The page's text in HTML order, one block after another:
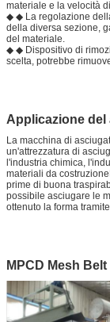
materiale e la velocità
◆ ◆ La regolazione
della diversa sezione,
del materiale.
◆ ◆ Dispositivo di
scelta, potrebbe
Applicazione del
La macchina di
un'attrezzatura di
l'industria chimica,
materiali da
prime di buona
possibile asciugare le
ottenuto la forma
MPCD Mesh